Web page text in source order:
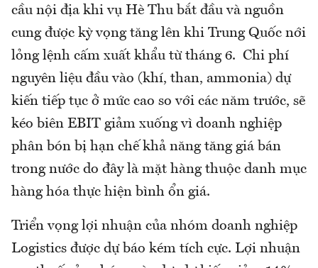
cầu nội địa khi vụ Hè Thu bắt đầu và nguồn
cung được kỳ vọng tăng lên khi Trung Quốc nới
lỏng lệnh cấm xuất khẩu từ tháng 6. Chi phí
nguyên liệu đầu vào (khí, than, ammonia) dự
kiến tiếp tục ở mức cao so với các năm trước, sẽ
kéo biên EBIT giảm xuống vì doanh nghiệp
phân bón bị hạn chế khả năng tăng giá bán
trong nước do đây là mặt hàng thuộc danh mục
hàng hóa thực hiện bình ổn giá.
Triển vọng lợi nhuận của nhóm doanh nghiệp
Logistics được dự báo kém tích cực. Lợi nhuận